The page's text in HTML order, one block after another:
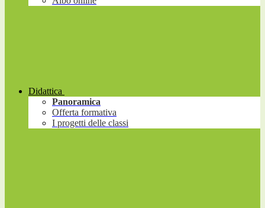
Didattica
Panoramica
Offerta formativa
I progetti delle classi